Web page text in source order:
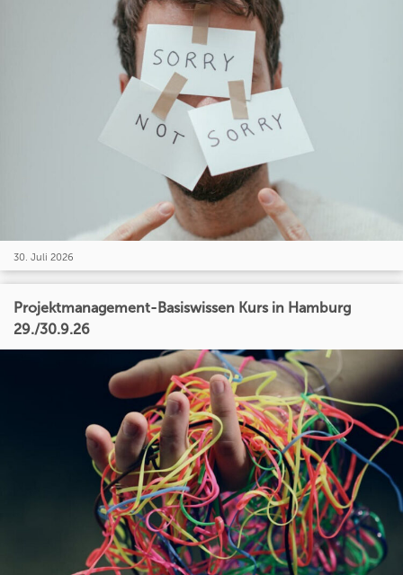
30. Juli 2026
Projektmanagement-Basiswissen Kurs in Hamburg
29./30.9.26